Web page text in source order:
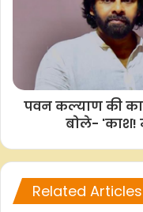
o
o
k
p
t
t
e
y
L
n
k
पवन कल्याण की
बोले- 'काश!
Related Articles